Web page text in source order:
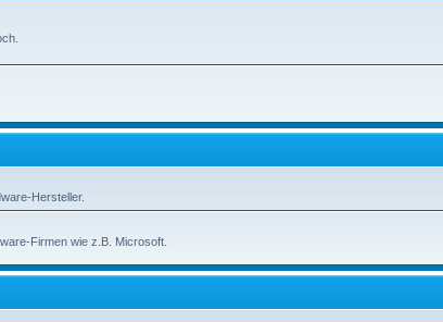
Hersteller.
Firmen wie z.B. Microsoft.